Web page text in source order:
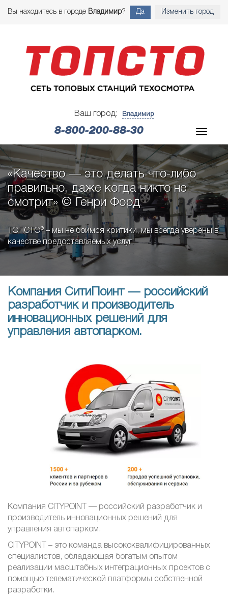
Вы находитесь в городе Владимир? Да Изменить город
Ваш город: Владимир
8-800-200-88-30
«Качество — это делать что-либо
правильно, даже когда никто не
смотрит» © Генри Форд
ТОПСТО® – мы не боимся критики, мы всегда уверены в
качестве предоставляемых услуг!
Компания СитиПоинт — российский
разработчик и производитель
инновационных решений для
управления автопарком.
Компания CITYPOINT — российский разработчик и
производитель инновационных решений для
управления автопарком.
CITYPOINT – это команда высококвалифицированных
специалистов, обладающая богатым опытом
реализации масштабных интеграционных проектов с
помощью телематической платформы собственной
разработки.